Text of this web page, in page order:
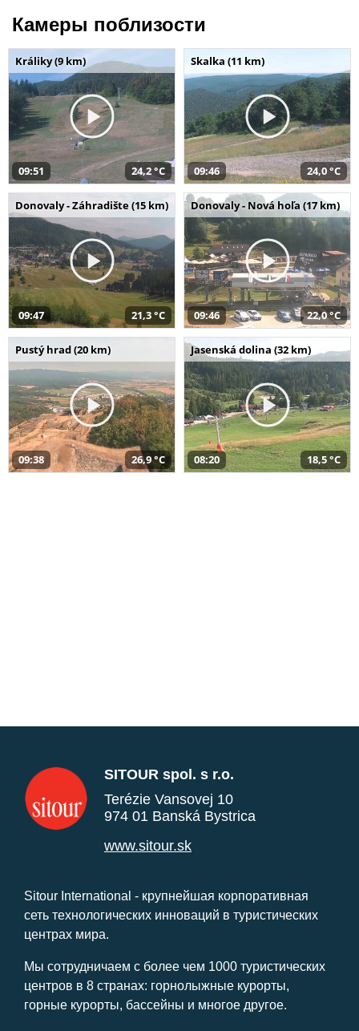
Камеры поблизости
Králiky (9 km)
09:51 24,2 °C
Skalka (11 km)
09:46 24,0 °C
Donovaly - Záhradište (15 km)
09:47 21,3 °C
Donovaly - Nová hoľa (17 km)
09:46 22,0 °C
Pustý hrad (20 km)
09:38 26,9 °C
Jasenská dolina (32 km)
08:20 18,5 °C
SITOUR spol. s r.o.
Terézie Vansovej 10
974 01 Banská Bystrica
www.sitour.sk
Sitour International - крупнейшая корпоративная
сеть технологических инноваций в туристических
центрах мира.
Мы сотрудничаем с более чем 1000 туристических
центров в 8 странах: горнолыжные курорты,
горные курорты, бассейны и многое другое.